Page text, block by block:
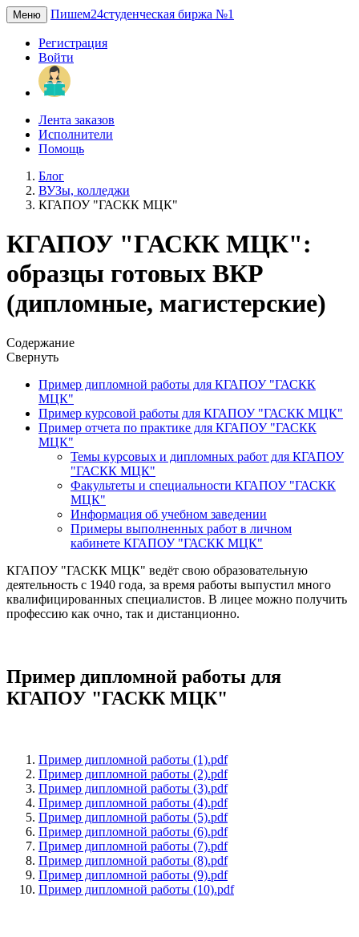
Меню Пишем24студенческая биржа №1
Регистрация
Войти
Лента заказов
Исполнители
Помощь
Блог
ВУЗы, колледжи
КГАПОУ "ГАСКК МЦК"
КГАПОУ "ГАСКК МЦК":
образцы готовых ВКР
(дипломные, магистерские)
Содержание
Свернуть
Пример дипломной работы для КГАПОУ "ГАСКК
МЦК"
Пример курсовой работы для КГАПОУ "ГАСКК МЦК"
Пример отчета по практике для КГАПОУ "ГАСКК
МЦК"
Темы курсовых и дипломных работ для КГАПОУ
"ГАСКК МЦК"
Факультеты и специальности КГАПОУ "ГАСКК
МЦК"
Информация об учебном заведении
Примеры выполненных работ в личном
кабинете КГАПОУ "ГАСКК МЦК"
КГАПОУ "ГАСКК МЦК" ведёт свою образовательную
деятельность с 1940 года, за время работы выпустил много
квалифицированных специалистов. В лицее можно получить
профессию как очно, так и дистанционно.
Пример дипломной работы для
КГАПОУ "ГАСКК МЦК"
Пример дипломной работы (1).pdf
Пример дипломной работы (2).pdf
Пример дипломной работы (3).pdf
Пример дипломной работы (4).pdf
Пример дипломной работы (5).pdf
Пример дипломной работы (6).pdf
Пример дипломной работы (7).pdf
Пример дипломной работы (8).pdf
Пример дипломной работы (9).pdf
Пример дипломной работы (10).pdf